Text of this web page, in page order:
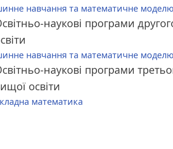
навчання та математичне
наукові програми
навчання та математичне
наукові програми
освіти
математика